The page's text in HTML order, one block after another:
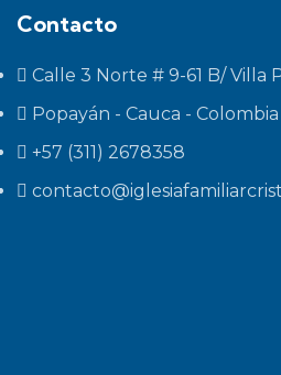
Contacto
Calle 3 Norte # 9-61 B/ Villa
Popayán - Cauca - Colombia
+57 (311) 2678358